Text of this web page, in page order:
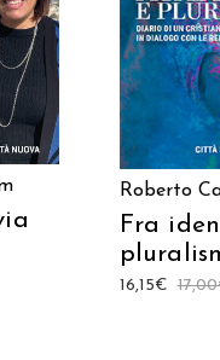
AGGIUNGI
Roberto
Fra
17,00
16,15€